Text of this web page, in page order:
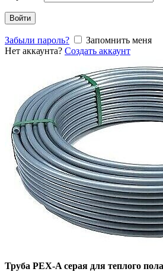
Войти
Забыли пароль?
Запомнить меня
Нет аккаунта? Создать аккаунт
Труба PEX-A серая для теплого